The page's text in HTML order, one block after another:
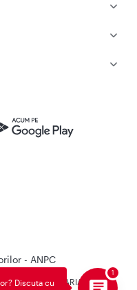
- ANPC
REGINA MARIA.
Discuta cu